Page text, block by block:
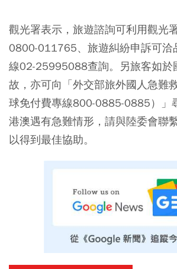
觀光署表示，旅遊諮詢可利用觀光
0800-011765、旅遊糾紛申訴可洽
線02-25995088查詢。另旅客如於
故，亦可向「外交部旅外國人急難
球免付費專線800-0885-0885）」
港澳遇有急難情形，請與陸委會聯
以得到最佳協助。